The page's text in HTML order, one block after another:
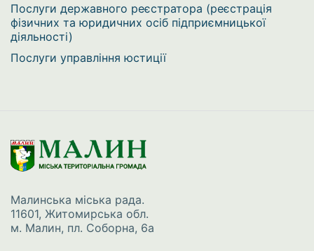
Послуги державного реєстратора (реєстрація
фізичних та юридичних осіб підприємницької
діяльності)
Послуги управління юстиції
Малинська міська рада.
11601, Житомирська обл.
м. Малин, пл. Соборна, 6а